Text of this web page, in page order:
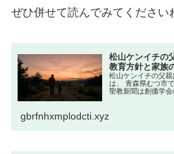
ぜひ併せて読んでみてください
松山ケンイチの
教育方針と家族
松山ケンイチの父
は、 青森県むつ市
聖教新聞は創価学会
gbrfnhxmplodcti.xyz